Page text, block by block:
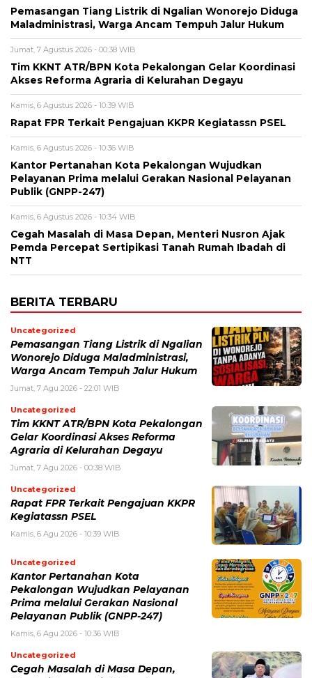
Pemasangan Tiang Listrik di Ngalian Wonorejo Diduga
Maladministrasi, Warga Ancam Tempuh Jalur Hukum
Jumat, 7 Agustus 2026 - 00:38 WIB
Tim KKNT ATR/BPN Kota Pekalongan Gelar Koordinasi
Akses Reforma Agraria di Kelurahan Degayu
Kamis, 6 Agustus 2026 - 10:39 WIB
Rapat FPR Terkait Pengajuan KKPR Kegiatassn PSEL
Kamis, 6 Agustus 2026 - 10:36 WIB
Kantor Pertanahan Kota Pekalongan Wujudkan
Pelayanan Prima melalui Gerakan Nasional Pelayanan
Publik (GNPP-247)
Kamis, 6 Agustus 2026 - 10:34 WIB
Cegah Masalah di Masa Depan, Menteri Nusron Ajak
Pemda Percepat Sertipikasi Tanah Rumah Ibadah di
NTT
BERITA TERBARU
Uncategorized
Pemasangan Tiang Listrik di Ngalian
Wonorejo Diduga Maladministrasi,
Warga Ancam Tempuh Jalur Hukum
Jumat, 7 Agu 2026 - 22:01 WIB
Uncategorized
Tim KKNT ATR/BPN Kota Pekalongan
Gelar Koordinasi Akses Reforma
Agraria di Kelurahan Degayu
Jumat, 7 Agu 2026 - 00:38 WIB
Uncategorized
Rapat FPR Terkait Pengajuan KKPR
Kegiatassn PSEL
Kamis, 6 Agu 2026 - 10:39 WIB
Uncategorized
Kantor Pertanahan Kota
Pekalongan Wujudkan Pelayanan
Prima melalui Gerakan Nasional
Pelayanan Publik (GNPP-247)
Kamis, 6 Agu 2026 - 10:36 WIB
Uncategorized
Cegah Masalah di Masa Depan,